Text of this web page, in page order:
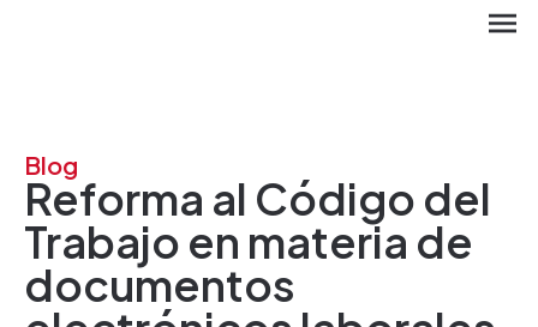
Blog
Reforma al Código del
Trabajo en materia de
documentos